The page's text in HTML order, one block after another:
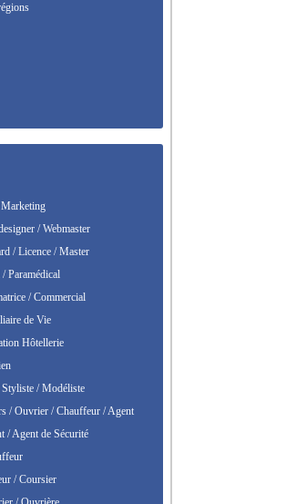
Marketing
/ Webmaster
/ Licence / Master
Paramédical
/ Commercial
de Vie
Hôtellerie
Styliste / Modéliste
/ Ouvrier / Chauffeur / Agent
/ Agent de Sécurité
/ Coursier